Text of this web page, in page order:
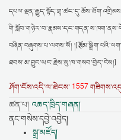
བཞིན་བཞུགས་པ་ལགས་སོ།
ཐབས་མ་བྱུང་ཡང་རྗེས་སུ་ཁ་གསབ་བྱེད་ངེས།]
ཤོག་ངོས་འདི་ལ་ཐེངས་ 1557
ཚན་པ། འཆད་ཁྲིད་གཞན།
ནང་གསེས་དབྱེ་འབྱེད།
སྒྲ་མཛོད།